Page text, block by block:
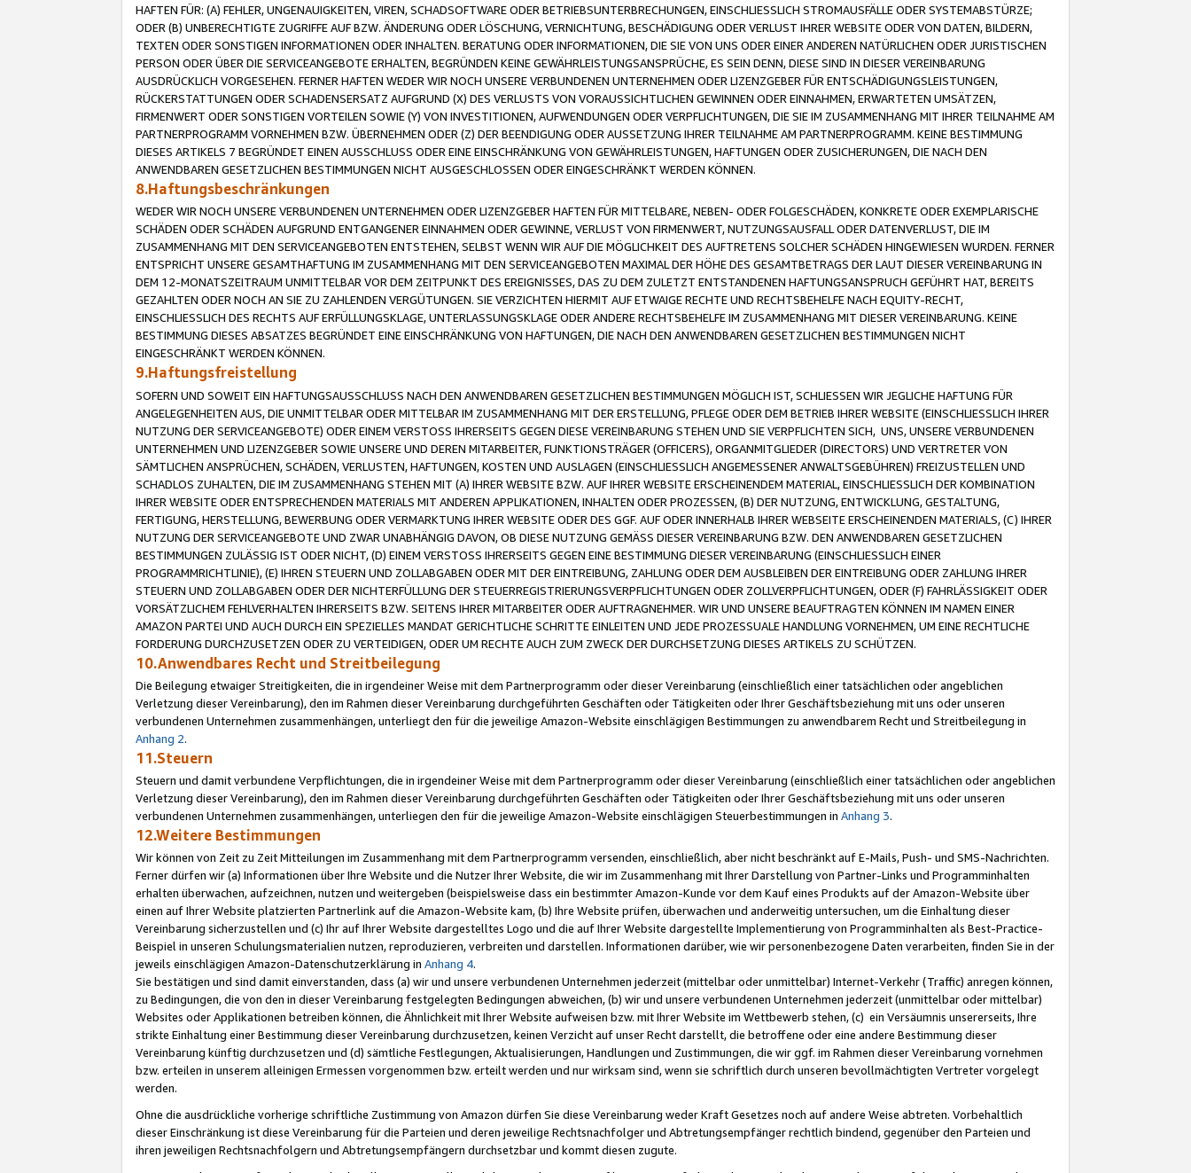
HAFTEN FÜR: (A) FEHLER, UNGENAUIGKEITEN, VIREN, SCHADSOFTWARE ODER BETRIEBSUNTERBRECHUNGEN, EINSCHLIESSLICH STROMAUSFÄLLE ODER SYSTEMABSTÜRZE;
ODER (B) UNBERECHTIGTE ZUGRIFFE AUF BZW. ÄNDERUNG ODER LÖSCHUNG, VERNICHTUNG, BESCHÄDIGUNG ODER VERLUST IHRER WEBSITE ODER VON DATEN, BILDERN,
TEXTEN ODER SONSTIGEN INFORMATIONEN ODER INHALTEN. BERATUNG ODER INFORMATIONEN, DIE SIE VON UNS ODER EINER ANDEREN NATÜRLICHEN ODER JURISTISCHEN
PERSON ODER ÜBER DIE SERVICEANGEBOTE ERHALTEN, BEGRÜNDEN KEINE GEWÄHRLEISTUNGSANSPRÜCHE, ES SEIN DENN, DIESE SIND IN DIESER VEREINBARUNG
AUSDRÜCKLICH VORGESEHEN. FERNER HAFTEN WEDER WIR NOCH UNSERE VERBUNDENEN UNTERNEHMEN ODER LIZENZGEBER FÜR ENTSCHÄDIGUNGSLEISTUNGEN,
RÜCKERSTATTUNGEN ODER SCHADENSERSATZ AUFGRUND (X) DES VERLUSTS VON VORAUSSICHTLICHEN GEWINNEN ODER EINNAHMEN, ERWARTETEN UMSÄTZEN,
FIRMENWERT ODER SONSTIGEN VORTEILEN SOWIE (Y) VON INVESTITIONEN, AUFWENDUNGEN ODER VERPFLICHTUNGEN, DIE SIE IM ZUSAMMENHANG MIT IHRER TEILNAHME AM
PARTNERPROGRAMM VORNEHMEN BZW. ÜBERNEHMEN ODER (Z) DER BEENDIGUNG ODER AUSSETZUNG IHRER TEILNAHME AM PARTNERPROGRAMM. KEINE BESTIMMUNG
DIESES ARTIKELS 7 BEGRÜNDET EINEN AUSSCHLUSS ODER EINE EINSCHRÄNKUNG VON GEWÄHRLEISTUNGEN, HAFTUNGEN ODER ZUSICHERUNGEN, DIE NACH DEN
ANWENDBAREN GESETZLICHEN BESTIMMUNGEN NICHT AUSGESCHLOSSEN ODER EINGESCHRÄNKT WERDEN KÖNNEN.
8.Haftungsbeschränkungen
WEDER WIR NOCH UNSERE VERBUNDENEN UNTERNEHMEN ODER LIZENZGEBER HAFTEN FÜR MITTELBARE, NEBEN- ODER FOLGESCHÄDEN, KONKRETE ODER EXEMPLARISCHE
SCHÄDEN ODER SCHÄDEN AUFGRUND ENTGANGENER EINNAHMEN ODER GEWINNE, VERLUST VON FIRMENWERT, NUTZUNGSAUSFALL ODER DATENVERLUST, DIE IM
ZUSAMMENHANG MIT DEN SERVICEANGEBOTEN ENTSTEHEN, SELBST WENN WIR AUF DIE MÖGLICHKEIT DES AUFTRETENS SOLCHER SCHÄDEN HINGEWIESEN WURDEN. FERNER
ENTSPRICHT UNSERE GESAMTHAFTUNG IM ZUSAMMENHANG MIT DEN SERVICEANGEBOTEN MAXIMAL DER HÖHE DES GESAMTBETRAGS DER LAUT DIESER VEREINBARUNG IN
DEM 12-MONATSZEITRAUM UNMITTELBAR VOR DEM ZEITPUNKT DES EREIGNISSES, DAS ZU DEM ZULETZT ENTSTANDENEN HAFTUNGSANSPRUCH GEFÜHRT HAT, BEREITS
GEZAHLTEN ODER NOCH AN SIE ZU ZAHLENDEN VERGÜTUNGEN. SIE VERZICHTEN HIERMIT AUF ETWAIGE RECHTE UND RECHTSBEHELFE NACH EQUITY-RECHT,
EINSCHLIESSLICH DES RECHTS AUF ERFÜLLUNGSKLAGE, UNTERLASSUNGSKLAGE ODER ANDERE RECHTSBEHELFE IM ZUSAMMENHANG MIT DIESER VEREINBARUNG. KEINE
BESTIMMUNG DIESES ABSATZES BEGRÜNDET EINE EINSCHRÄNKUNG VON HAFTUNGEN, DIE NACH DEN ANWENDBAREN GESETZLICHEN BESTIMMUNGEN NICHT
EINGESCHRÄNKT WERDEN KÖNNEN.
9.Haftungsfreistellung
SOFERN UND SOWEIT EIN HAFTUNGSAUSSCHLUSS NACH DEN ANWENDBAREN GESETZLICHEN BESTIMMUNGEN MÖGLICH IST, SCHLIESSEN WIR JEGLICHE HAFTUNG FÜR
ANGELEGENHEITEN AUS, DIE UNMITTELBAR ODER MITTELBAR IM ZUSAMMENHANG MIT DER ERSTELLUNG, PFLEGE ODER DEM BETRIEB IHRER WEBSITE (EINSCHLIESSLICH IHRER
NUTZUNG DER SERVICEANGEBOTE) ODER EINEM VERSTOSS IHRERSEITS GEGEN DIESE VEREINBARUNG STEHEN UND SIE VERPFLICHTEN SICH, UNS, UNSERE VERBUNDENEN
UNTERNEHMEN UND LIZENZGEBER SOWIE UNSERE UND DEREN MITARBEITER, FUNKTIONSTRÄGER (OFFICERS), ORGANMITGLIEDER (DIRECTORS) UND VERTRETER VON
SÄMTLICHEN ANSPRÜCHEN, SCHÄDEN, VERLUSTEN, HAFTUNGEN, KOSTEN UND AUSLAGEN (EINSCHLIESSLICH ANGEMESSENER ANWALTSGEBÜHREN) FREIZUSTELLEN UND
SCHADLOS ZUHALTEN, DIE IM ZUSAMMENHANG STEHEN MIT (A) IHRER WEBSITE BZW. AUF IHRER WEBSITE ERSCHEINENDEM MATERIAL, EINSCHLIESSLICH DER KOMBINATION
IHRER WEBSITE ODER ENTSPRECHENDEN MATERIALS MIT ANDEREN APPLIKATIONEN, INHALTEN ODER PROZESSEN, (B) DER NUTZUNG, ENTWICKLUNG, GESTALTUNG,
FERTIGUNG, HERSTELLUNG, BEWERBUNG ODER VERMARKTUNG IHRER WEBSITE ODER DES GGF. AUF ODER INNERHALB IHRER WEBSEITE ERSCHEINENDEN MATERIALS, (C) IHRER
NUTZUNG DER SERVICEANGEBOTE UND ZWAR UNABHÄNGIG DAVON, OB DIESE NUTZUNG GEMÄSS DIESER VEREINBARUNG BZW. DEN ANWENDBAREN GESETZLICHEN
BESTIMMUNGEN ZULÄSSIG IST ODER NICHT, (D) EINEM VERSTOSS IHRERSEITS GEGEN EINE BESTIMMUNG DIESER VEREINBARUNG (EINSCHLIESSLICH EINER
PROGRAMMRICHTLINIE), (E) IHREN STEUERN UND ZOLLABGABEN ODER MIT DER EINTREIBUNG, ZAHLUNG ODER DEM AUSBLEIBEN DER EINTREIBUNG ODER ZAHLUNG IHRER
STEUERN UND ZOLLABGABEN ODER DER NICHTERFÜLLUNG DER STEUERREGISTRIERUNGSVERPFLICHTUNGEN ODER ZOLLVERPFLICHTUNGEN, ODER (F) FAHRLÄSSIGKEIT ODER
VORSÄTZLICHEM FEHLVERHALTEN IHRERSEITS BZW. SEITENS IHRER MITARBEITER ODER AUFTRAGNEHMER. WIR UND UNSERE BEAUFTRAGTEN KÖNNEN IM NAMEN EINER
AMAZON PARTEI UND AUCH DURCH EIN SPEZIELLES MANDAT GERICHTLICHE SCHRITTE EINLEITEN UND JEDE PROZESSUALE HANDLUNG VORNEHMEN, UM EINE RECHTLICHE
FORDERUNG DURCHZUSETZEN ODER ZU VERTEIDIGEN, ODER UM RECHTE AUCH ZUM ZWECK DER DURCHSETZUNG DIESES ARTIKELS ZU SCHÜTZEN.
10.Anwendbares Recht und Streitbeilegung
Die Beilegung etwaiger Streitigkeiten, die in irgendeiner Weise mit dem Partnerprogramm oder dieser Vereinbarung (einschließlich einer tatsächlichen oder angeblichen
Verletzung dieser Vereinbarung), den im Rahmen dieser Vereinbarung durchgeführten Geschäften oder Tätigkeiten oder Ihrer Geschäftsbeziehung mit uns oder unseren
verbundenen Unternehmen zusammenhängen, unterliegt den für die jeweilige Amazon-Website einschlägigen Bestimmungen zu anwendbarem Recht und Streitbeilegung in
Anhang 2.
11.Steuern
Steuern und damit verbundene Verpflichtungen, die in irgendeiner Weise mit dem Partnerprogramm oder dieser Vereinbarung (einschließlich einer tatsächlichen oder angeblichen
Verletzung dieser Vereinbarung), den im Rahmen dieser Vereinbarung durchgeführten Geschäften oder Tätigkeiten oder Ihrer Geschäftsbeziehung mit uns oder unseren
verbundenen Unternehmen zusammenhängen, unterliegen den für die jeweilige Amazon-Website einschlägigen Steuerbestimmungen in Anhang 3.
12.Weitere Bestimmungen
Wir können von Zeit zu Zeit Mitteilungen im Zusammenhang mit dem Partnerprogramm versenden, einschließlich, aber nicht beschränkt auf E-Mails, Push- und SMS-Nachrichten.
Ferner dürfen wir (a) Informationen über Ihre Website und die Nutzer Ihrer Website, die wir im Zusammenhang mit Ihrer Darstellung von Partner-Links und Programminhalten
erhalten überwachen, aufzeichnen, nutzen und weitergeben (beispielsweise dass ein bestimmter Amazon-Kunde vor dem Kauf eines Produkts auf der Amazon-Website über
einen auf Ihrer Website platzierten Partnerlink auf die Amazon-Website kam, (b) Ihre Website prüfen, überwachen und anderweitig untersuchen, um die Einhaltung dieser
Vereinbarung sicherzustellen und (c) Ihr auf Ihrer Website dargestelltes Logo und die auf Ihrer Website dargestellte Implementierung von Programminhalten als Best-Practice-
Beispiel in unseren Schulungsmaterialien nutzen, reproduzieren, verbreiten und darstellen. Informationen darüber, wie wir personenbezogene Daten verarbeiten, finden Sie in der
jeweils einschlägigen Amazon-Datenschutzerklärung in Anhang 4.
Sie bestätigen und sind damit einverstanden, dass (a) wir und unsere verbundenen Unternehmen jederzeit (mittelbar oder unmittelbar) Internet-Verkehr (Traffic) anregen können,
zu Bedingungen, die von den in dieser Vereinbarung festgelegten Bedingungen abweichen, (b) wir und unsere verbundenen Unternehmen jederzeit (unmittelbar oder mittelbar)
Websites oder Applikationen betreiben können, die Ähnlichkeit mit Ihrer Website aufweisen bzw. mit Ihrer Website im Wettbewerb stehen, (c) ein Versäumnis unsererseits, Ihre
strikte Einhaltung einer Bestimmung dieser Vereinbarung durchzusetzen, keinen Verzicht auf unser Recht darstellt, die betroffene oder eine andere Bestimmung dieser
Vereinbarung künftig durchzusetzen und (d) sämtliche Festlegungen, Aktualisierungen, Handlungen und Zustimmungen, die wir ggf. im Rahmen dieser Vereinbarung vornehmen
bzw. erteilen in unserem alleinigen Ermessen vorgenommen bzw. erteilt werden und nur wirksam sind, wenn sie schriftlich durch unseren bevollmächtigten Vertreter vorgelegt
werden.
Ohne die ausdrückliche vorherige schriftliche Zustimmung von Amazon dürfen Sie diese Vereinbarung weder Kraft Gesetzes noch auf andere Weise abtreten. Vorbehaltlich
dieser Einschränkung ist diese Vereinbarung für die Parteien und deren jeweilige Rechtsnachfolger und Abtretungsempfänger rechtlich bindend, gegenüber den Parteien und
ihren jeweiligen Rechtsnachfolgern und Abtretungsempfängern durchsetzbar und kommt diesen zugute.